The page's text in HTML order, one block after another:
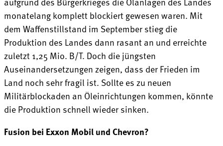
monatelang komplett blockiert gewesen waren. Mit
dem Waffenstillstand im September stieg die
Produktion des Landes dann rasant an und erreichte
zuletzt 1,25 Mio. B/T. Doch die jüngsten
Auseinandersetzungen zeigen, dass der Frieden im
Land noch sehr fragil ist. Sollte es zu neuen
Militärblockaden an Öleinrichtungen kommen, könnte
die Produktion schnell wieder sinken.
Fusion bei Exxon Mobil und Chevron?